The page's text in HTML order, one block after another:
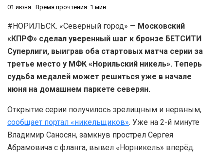
01 июня Время прочтения: 1 мин.
#НОРИЛЬСК. «Северный город» — Московский
«КПРФ» сделал уверенный шаг к бронзе БЕТСИТИ
Суперлиги, выиграв оба стартовых матча серии за
третье место у МФК «Норильский никель». Теперь
судьба медалей может решиться уже в начале
июня на домашнем паркете северян.
Открытие серии получилось зрелищным и нервным,
сообщает портал «никельщиков». Уже на 2-й минуте
Владимир Саносян, замкнув прострел Сергея
Абрамовича с фланга, вывел «Норникель» вперёд.